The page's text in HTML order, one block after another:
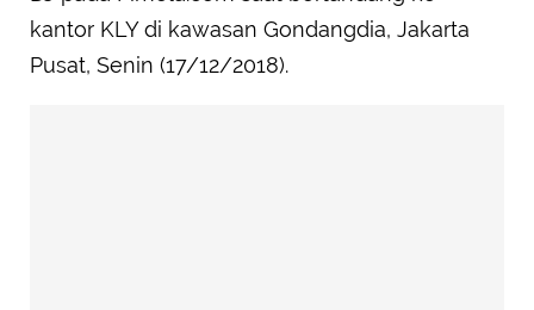
kantor KLY di kawasan Gondangdia, Jakarta
Pusat, Senin (17/12/2018).